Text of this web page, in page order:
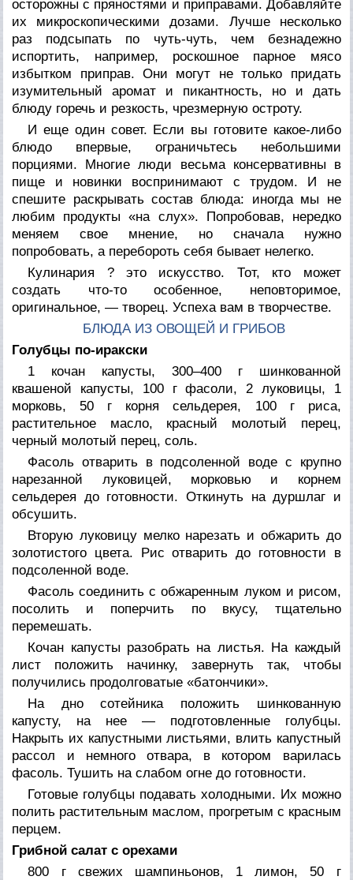
осторожны с пряностями и приправами. Добавляйте
их микроскопическими дозами. Лучше несколько
раз подсыпать по чуть-чуть, чем безнадежно
испортить, например, роскошное парное мясо
избытком приправ. Они могут не только придать
изумительный аромат и пикантность, но и дать
блюду горечь и резкость, чрезмерную остроту.
И еще один совет. Если вы готовите какое-либо
блюдо впервые, ограничьтесь небольшими
порциями. Многие люди весьма консервативны в
пище и новинки воспринимают с трудом. И не
спешите раскрывать состав блюда: иногда мы не
любим продукты «на слух». Попробовав, нередко
меняем свое мнение, но сначала нужно
попробовать, а перебороть себя бывает нелегко.
Кулинария ? это искусство. Тот, кто может
создать что-то особенное, неповторимое,
оригинальное, — творец. Успеха вам в творчестве.
БЛЮДА ИЗ ОВОЩЕЙ И ГРИБОВ
Голубцы по-иракски
1 кочан капусты, 300–400 г шинкованной
квашеной капусты, 100 г фасоли, 2 луковицы, 1
морковь, 50 г корня сельдерея, 100 г риса,
растительное масло, красный молотый перец,
черный молотый перец, соль.
Фасоль отварить в подсоленной воде с крупно
нарезанной луковицей, морковью и корнем
сельдерея до готовности. Откинуть на дуршлаг и
обсушить.
Вторую луковицу мелко нарезать и обжарить до
золотистого цвета. Рис отварить до готовности в
подсоленной воде.
Фасоль соединить с обжаренным луком и рисом,
посолить и поперчить по вкусу, тщательно
перемешать.
Кочан капусты разобрать на листья. На каждый
лист положить начинку, завернуть так, чтобы
получились продолговатые «батончики».
На дно сотейника положить шинкованную
капусту, на нее — подготовленные голубцы.
Накрыть их капустными листьями, влить капустный
рассол и немного отвара, в котором варилась
фасоль. Тушить на слабом огне до готовности.
Готовые голубцы подавать холодными. Их можно
полить растительным маслом, прогретым с красным
перцем.
Грибной салат с орехами
800 г свежих шампиньонов, 1 лимон, 50 г